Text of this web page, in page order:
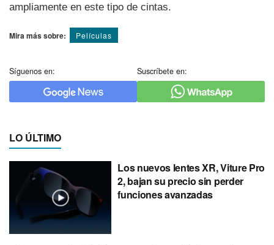
ampliamente en este tipo de cintas.
Mira más sobre: Pelí­culas
Síguenos en: Suscríbete en:
LO ÚLTIMO
Los nuevos lentes XR, Viture Pro
2, bajan su precio sin perder
funciones avanzadas